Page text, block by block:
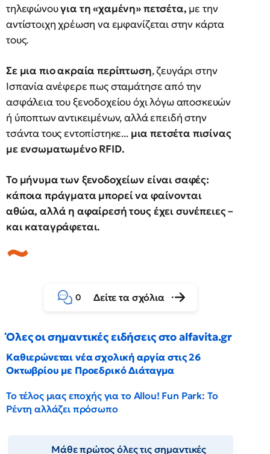
τηλεφώνουγια τη «χαμένη» πετσέτα, με την
αντίστοιχη χρέωση να εμφανίζεται στην κάρτα
τους.
Σε μια πιο ακραία περίπτωση, ζευγάρι στην
Ισπανία ανέφερε πως σταμάτησε από την
ασφάλεια του ξενοδοχείου όχι λόγω αποσκευών
ή ύποπτων αντικειμένων, αλλά επειδή στην
τσάντα τους εντοπίστηκε... μια πετσέτα πισίνας
με ενσωματωμένο RFID.
Το μήνυμα των ξενοδοχείων είναι σαφές:
κάποια πράγματα μπορεί να φαίνονται
αθώα, αλλά η αφαίρεσή τους έχει συνέπειες –
και καταγράφεται.
0 Δείτε τα σχόλια
Όλες οι σημαντικές ειδήσεις στο alfavita.gr
Καθιερώνεται νέα σχολική αργία στις 26
Οκτωβρίου με Προεδρικό Διάταγμα
Το τέλος μιας εποχής για το Allou! Fun Park: Το
Ρέντη αλλάζει πρόσωπο
Μάθε πρώτος όλες τις σημαντικές